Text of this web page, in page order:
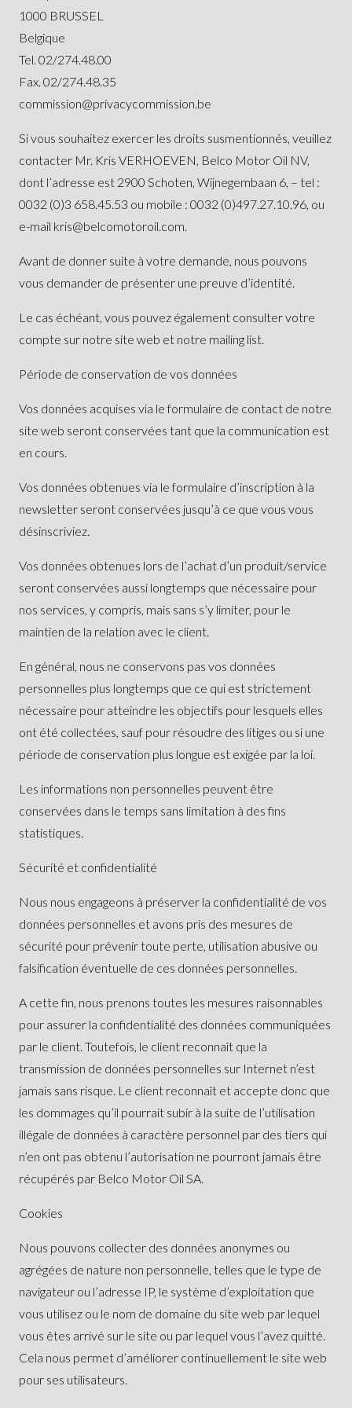
1000 BRUSSEL
Belgique
Tel. 02/274.48.00
Fax. 02/274.48.35
commission@privacycommission.be
Si vous souhaitez exercer les droits susmentionnés, veuillez
contacter Mr. Kris VERHOEVEN, Belco Motor Oil NV,
dont l’adresse est 2900 Schoten, Wijnegembaan 6, – tel :
0032 (0)3 658.45.53 ou mobile : 0032 (0)497.27.10.96, ou
e-mail kris@belcomotoroil.com.
Avant de donner suite à votre demande, nous pouvons
vous demander de présenter une preuve d’identité.
Le cas échéant, vous pouvez également consulter votre
compte sur notre site web et notre mailing list.
Période de conservation de vos données
Vos données acquises via le formulaire de contact de notre
site web seront conservées tant que la communication est
en cours.
Vos données obtenues via le formulaire d’inscription à la
newsletter seront conservées jusqu’à ce que vous vous
désinscriviez.
Vos données obtenues lors de l’achat d’un produit/service
seront conservées aussi longtemps que nécessaire pour
nos services, y compris, mais sans s’y limiter, pour le
maintien de la relation avec le client.
En général, nous ne conservons pas vos données
personnelles plus longtemps que ce qui est strictement
nécessaire pour atteindre les objectifs pour lesquels elles
ont été collectées, sauf pour résoudre des litiges ou si une
période de conservation plus longue est exigée par la loi.
Les informations non personnelles peuvent être
conservées dans le temps sans limitation à des fins
statistiques.
Sécurité et confidentialité
Nous nous engageons à préserver la confidentialité de vos
données personnelles et avons pris des mesures de
sécurité pour prévenir toute perte, utilisation abusive ou
falsification éventuelle de ces données personnelles.
A cette fin, nous prenons toutes les mesures raisonnables
pour assurer la confidentialité des données communiquées
par le client. Toutefois, le client reconnaît que la
transmission de données personnelles sur Internet n’est
jamais sans risque. Le client reconnaît et accepte donc que
les dommages qu’il pourrait subir à la suite de l’utilisation
illégale de données à caractère personnel par des tiers qui
n’en ont pas obtenu l’autorisation ne pourront jamais être
récupérés par Belco Motor Oil SA.
Cookies
Nous pouvons collecter des données anonymes ou
agrégées de nature non personnelle, telles que le type de
navigateur ou l’adresse IP, le système d’exploitation que
vous utilisez ou le nom de domaine du site web par lequel
vous êtes arrivé sur le site ou par lequel vous l’avez quitté.
Cela nous permet d’améliorer continuellement le site web
pour ses utilisateurs.